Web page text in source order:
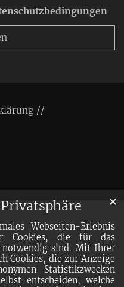
Webseiten-Erlebnis
Cookies, die für das
notwendig sind. Mit Ihrer
Cookies, die zur Anzeige
Statistikzwecken
entscheiden, welche
✕